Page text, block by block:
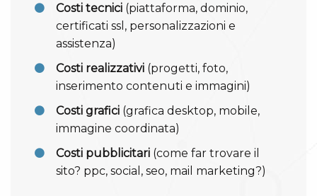
Costi tecnici (piattaforma, dominio,
certificati ssl, personalizzazioni e
assistenza)
Costi realizzativi (progetti, foto,
inserimento contenuti e immagini)
Costi grafici (grafica desktop, mobile,
immagine coordinata)
Costi pubblicitari (come far trovare il
sito? ppc, social, seo, mail marketing?)